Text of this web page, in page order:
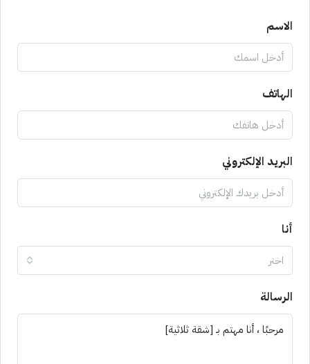
الاسم
الهاتف
البريد الإلكتروني
أنا
اختر
الرسالة